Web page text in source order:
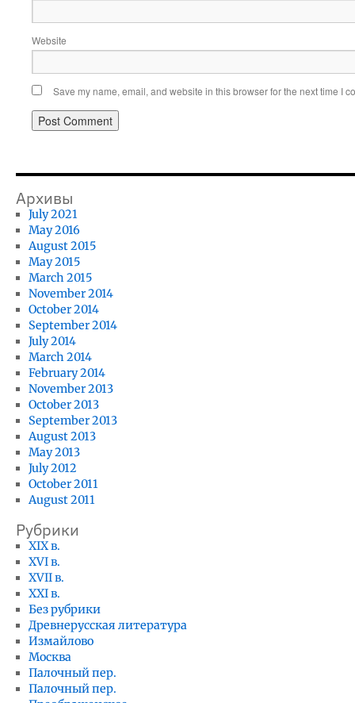
Website
Save my name, email, and website in this browser for the next time I
Архивы
July 2021
May 2016
August 2015
May 2015
March 2015
November 2014
October 2014
September 2014
July 2014
March 2014
February 2014
November 2013
October 2013
September 2013
August 2013
May 2013
July 2012
October 2011
August 2011
Рубрики
XIX в.
XVI в.
XVII в.
XXI в.
Без рубрики
Древнерусская литература
Измайлово
Москва
Палочный пер.
Палочный пер.